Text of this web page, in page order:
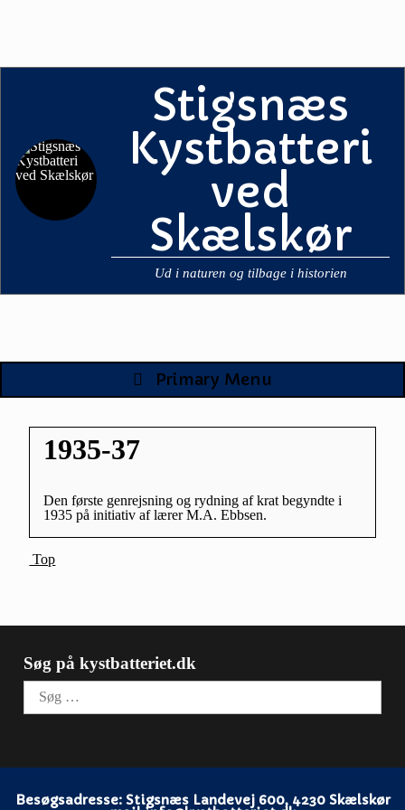
Stigsnæs
Kystbatteri
ved
Skælskør
Ud i naturen og tilbage i historien
Primary Menu
1935-37
Den første genrejsning og rydning af krat begyndte i
1935 på initiativ af lærer M.A. Ebbsen.
Top
Søg på kystbatteriet.dk
Søg
efter:
Besøgsadresse: Stigsnæs Landevej 600, 4230 Skælskør